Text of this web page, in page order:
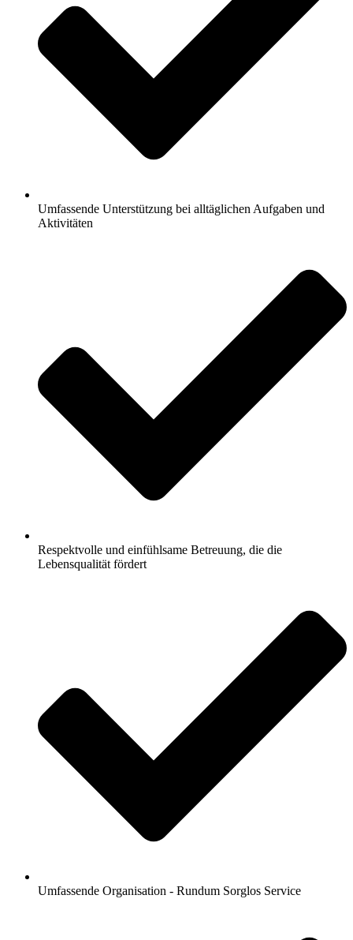
Umfassende Unterstützung bei alltäglichen Aufgaben und
Aktivitäten
Respektvolle und einfühlsame Betreuung, die die
Lebensqualität fördert
Umfassende Organisation - Rundum Sorglos Service